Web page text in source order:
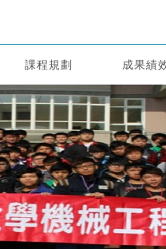
課程規劃 成果績